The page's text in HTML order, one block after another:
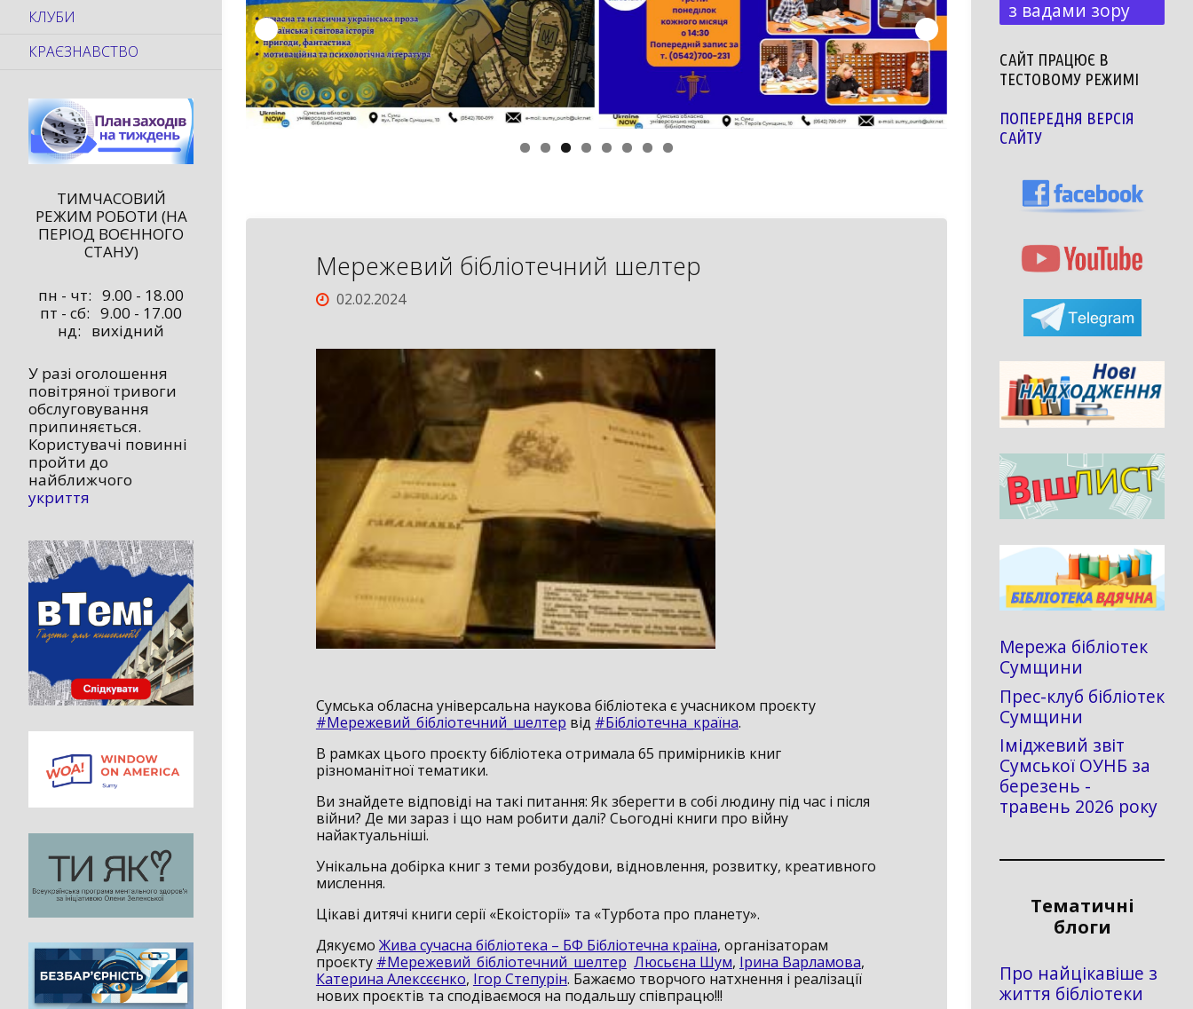
Мережевий бібліотечний шелтер
02.02.2024
Сумська обласна універсальна наукова бібліотека є учасником проєкту
#Мережевий_бібліотечний_шелтер від #Бібліотечна_країна.
В рамках цього проєкту бібліотека отримала 65 примірників книг
різноманітної тематики.
Ви знайдете відповіді на такі питання: Як зберегти в собі людину під час і після
війни? Де ми зараз і що нам робити далі? Сьогодні книги про війну
найактуальніші.
Унікальна добірка книг з теми розбудови, відновлення, розвитку, креативного
мислення.
Цікаві дитячі книги серії «Екоісторії» та «Турбота про планету».
Дякуємо Жива сучасна бібліотека – БФ Бібліотечна країна, організаторам
проєкту #Мережевий_бібліотечний_шелтер Люсьєна Шум, Ірина Варламова,
Катерина Алексєєнко, Ігор Степурін. Бажаємо творчого натхнення і реалізації
нових проєктів та сподіваємося на подальшу співпрацю!!!
КЛУБИ
КРАЄЗНАВСТВО
ТИМЧАСОВИЙ
РЕЖИМ РОБОТИ (НА
ПЕРІОД ВОЄННОГО
СТАНУ)
пн - чт: 9.00 - 18.00
пт - сб: 9.00 - 17.00
нд: вихідний
У разі оголошення
повітряної тривоги
обслуговування
припиняється.
Користувачі повинні
пройти до
найближчого
укриття
з вадами зору
САЙТ ПРАЦЮЄ В
ТЕСТОВОМУ РЕЖИМІ
ПОПЕРЕДНЯ ВЕРСІЯ
САЙТУ
Мережа бібліотек
Сумщини
Прес-клуб бібліотек
Сумщини
Іміджевий звіт
Сумської ОУНБ за
березень -
травень 2026 року
Тематичні
блоги
Про найцікавіше з
життя бібліотеки